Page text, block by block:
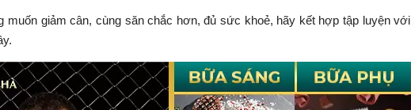
muốn giảm cân, cùng săn chắc hơn, đủ sức khoẻ, hãy kết hợp tập luyện với